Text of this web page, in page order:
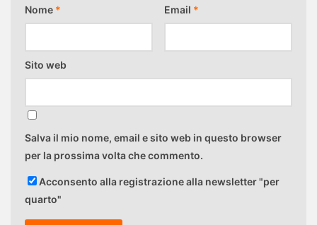
Nome * Email *
Sito web
Salva il mio nome, email e sito web in questo browser
per la prossima volta che commento.
Acconsento alla registrazione alla newsletter "per
quarto"